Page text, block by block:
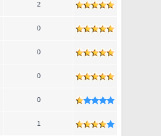
2
0
0
0
0
1